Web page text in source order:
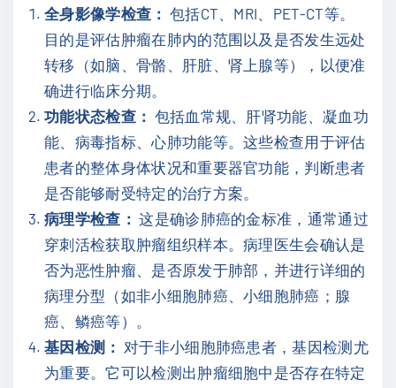
全身影像学检查： 包括CT、MRI、PET-CT等。
目的是评估肿瘤在肺内的范围以及是否发生远处
转移（如脑、骨骼、肝脏、肾上腺等），以便准
确进行临床分期。
功能状态检查： 包括血常规、肝肾功能、凝血功
能、病毒指标、心肺功能等。这些检查用于评估
患者的整体身体状况和重要器官功能，判断患者
是否能够耐受特定的治疗方案。
病理学检查： 这是确诊肺癌的金标准，通常通过
穿刺活检获取肿瘤组织样本。病理医生会确认是
否为恶性肿瘤、是否原发于肺部，并进行详细的
病理分型（如非小细胞肺癌、小细胞肺癌；腺
癌、鳞癌等）。
基因检测： 对于非小细胞肺癌患者，基因检测尤
为重要。它可以检测出肿瘤细胞中是否存在特定